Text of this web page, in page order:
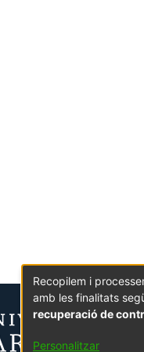
Recopilem i
amb les finalitats
recuperació de
Personalitzar